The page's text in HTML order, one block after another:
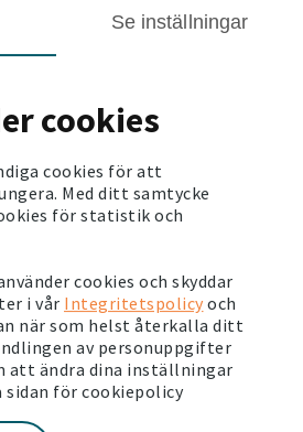
Se inställningar
cookies
cookies för att
Med ditt samtycke
för statistik och
cookies och skyddar
i vår Integritetspolicy och
när som helst återkalla ditt
av personuppgifter
att ändra dina inställningar
sidan för cookiepolicy
har uttryckt sig positivt
vilket känns bra.
är ganska ny. Men jag har
vi jobbar på samma sätt och
och trivseln har ökat.